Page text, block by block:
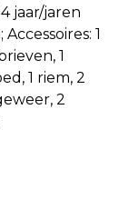
jaar/jaren
1
1
1 riem, 2
2